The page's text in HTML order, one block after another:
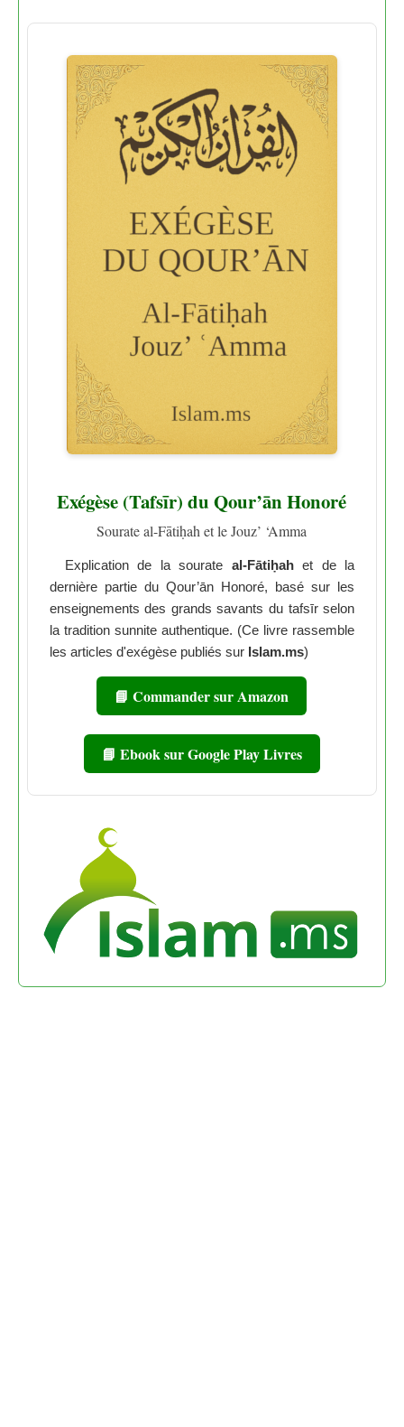
Exégèse (Tafsīr) du Qour’ān Honoré
Sourate al-Fātiḥah et le Jouz’ ‘Amma
Explication de la sourate al-Fātiḥahet de la
dernière partie du Qour’ān Honoré, basé sur les
enseignements des grands savants du tafsīr selon
la tradition sunnite authentique. (Ce livre rassemble
les articles d'exégèse publiés sur Islam.ms)
📘 Commander sur Amazon
📘 Ebook sur Google Play Livres